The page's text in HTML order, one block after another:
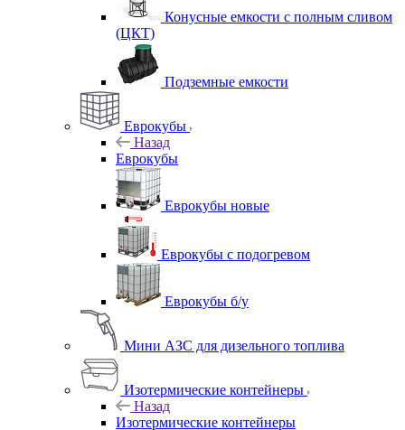
Конусные емкости с полным сливом
(ЦКТ)
Подземные емкости
Еврокубы
Назад
Еврокубы
Еврокубы новые
Еврокубы с подогревом
Еврокубы б/у
Мини АЗС для дизельного топлива
Изотермические контейнеры
Назад
Изотермические контейнеры